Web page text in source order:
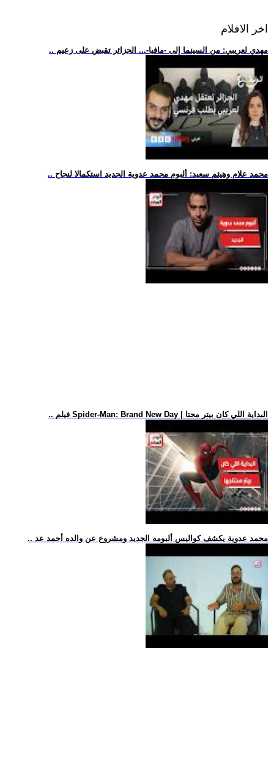
اخر الافلام
.. مهدي لعريبي: من السينما إلى -مافيا-... الجزائر تقبض على زعيم
.. محمد علام وهيثم سعيد: ألبوم محمد عدوية الجديد استكمالا لنجاح
.. فيلم Spider-Man: Brand New Day | البداية اللي كان بيتر محتا
.. محمد عدوية يكشف كواليس ألبومه الجديد ومشروع عن والده أحمد عد